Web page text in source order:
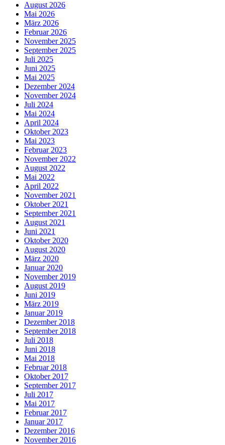
August 2026
Mai 2026
März 2026
Februar 2026
November 2025
September 2025
Juli 2025
Juni 2025
Mai 2025
Dezember 2024
November 2024
Juli 2024
Mai 2024
April 2024
Oktober 2023
Mai 2023
Februar 2023
November 2022
August 2022
Mai 2022
April 2022
November 2021
Oktober 2021
September 2021
August 2021
Juni 2021
Oktober 2020
August 2020
März 2020
Januar 2020
November 2019
August 2019
Juni 2019
März 2019
Januar 2019
Dezember 2018
September 2018
Juli 2018
Juni 2018
Mai 2018
Februar 2018
Oktober 2017
September 2017
Juli 2017
Mai 2017
Februar 2017
Januar 2017
Dezember 2016
November 2016